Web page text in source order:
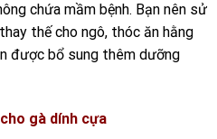
chứa mầm bệnh. Bạn nên sử
thế cho ngô, thóc ăn hằng
được bổ sung thêm dưỡng
gà dính cựa